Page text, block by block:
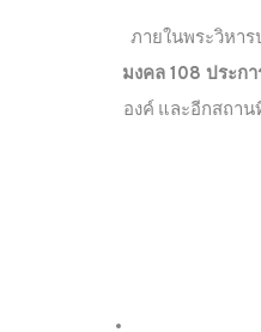
ภายในพระวิหา
มงคล 108 ประกา
องค์ และอีกสถา